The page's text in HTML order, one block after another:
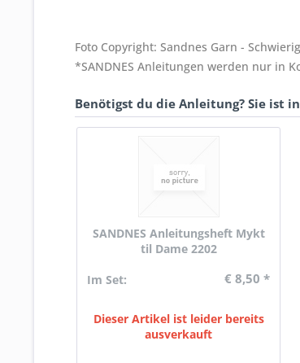
Foto Copyright: Sandnes Garn -
*SANDNES Anleitungen werden nur in
Benötigst du die Anleitung? Sie ist
SANDNES Anleitungsheft Mykt
til Dame 2202
Im Set:
€ 8,50 *
Dieser Artikel ist leider bereits
ausverkauft